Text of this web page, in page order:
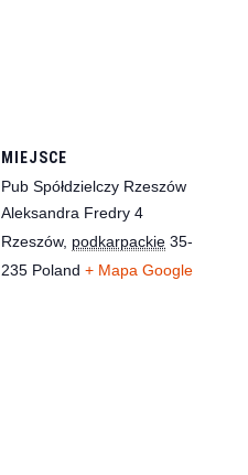
MIEJSCE
Pub Spółdzielczy Rzeszów
Aleksandra Fredry 4
Rzeszów, podkarpackie 35-
235 Poland + Mapa Google